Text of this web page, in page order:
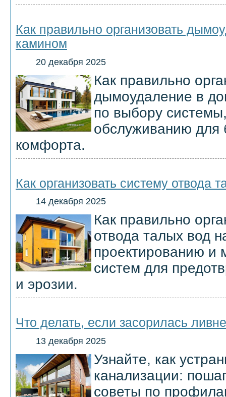
Как правильно организовать
камином
20 декабря 2025
Как правильно
дымоудаление в
по выбору
обслуживанию для
комфорта.
Как организовать систему отвода
14 декабря 2025
Как правильно
отвода талых вод
проектированию и
систем для
и эрозии.
Что делать, если засорилась
13 декабря 2025
Узнайте, как
канализации:
советы по